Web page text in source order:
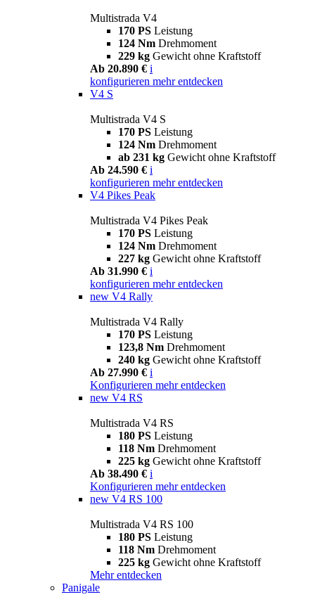
Multistrada V4
170 PS Leistung
124 Nm Drehmoment
229 kg Gewicht ohne Kraftstoff
Ab 20.890 € i
konfigurieren mehr entdecken
V4 S
Multistrada V4 S
170 PS Leistung
124 Nm Drehmoment
ab 231 kg Gewicht ohne Kraftstoff
Ab 24.590 € i
konfigurieren mehr entdecken
V4 Pikes Peak
Multistrada V4 Pikes Peak
170 PS Leistung
124 Nm Drehmoment
227 kg Gewicht ohne Kraftstoff
Ab 31.990 € i
konfigurieren mehr entdecken
new V4 Rally
Multistrada V4 Rally
170 PS Leistung
123,8 Nm Drehmoment
240 kg Gewicht ohne Kraftstoff
Ab 27.990 € i
Konfigurieren mehr entdecken
new V4 RS
Multistrada V4 RS
180 PS Leistung
118 Nm Drehmoment
225 kg Gewicht ohne Kraftstoff
Ab 38.490 € i
Konfigurieren mehr entdecken
new V4 RS 100
Multistrada V4 RS 100
180 PS Leistung
118 Nm Drehmoment
225 kg Gewicht ohne Kraftstoff
Mehr entdecken
Panigale